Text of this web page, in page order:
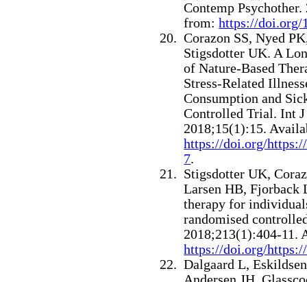
Contemp
from:https://doi.org/
Corazon SS, Nyed
Stigsdotter UK. A
of Nature-Based
Stress-Related
Consumption and
Controlled Trial. Int
2018;15(1):15.
https://doi.org/
7.
Stigsdotter UK,
Larsen HB, Fjorback
therapy for
randomised
2018;213(1):404-11.
https://doi.org/
Dalgaard L,